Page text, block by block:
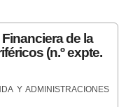
de la
(n.º expte.
Y ADMINISTRACIONES